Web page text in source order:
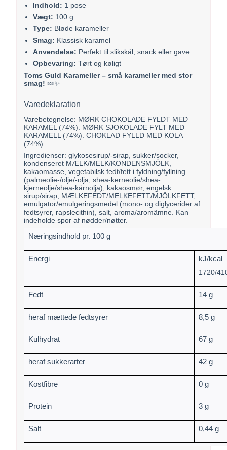
Indhold: 1 pose
Vægt: 100 g
Type: Bløde karameller
Smag: Klassisk karamel
Anvendelse: Perfekt til slikskål, snack eller gave
Opbevaring: Tørt og køligt
Toms Guld Karameller – små karameller med stor
smag! 🍬✨
Varedeklaration
Varebetegnelse: MØRK CHOKOLADE FYLDT MED
KARAMEL (74%). MØRK SJOKOLADE FYLT MED
KARAMELL (74%). CHOKLAD FYLLD MED KOLA
(74%).
Ingredienser: glykosesirup/-sirap, sukker/socker,
kondenseret MÆLK/MELK/KONDENSMJÖLK,
kakaomasse, vegetabilsk fedt/fett i fyldning/fyllning
(palmeolie-/olje/-olja, shea-kerneolie/shea-
kjerneolje/shea-kärnolja), kakaosmør, engelsk
sirup/sirap, MÆLKEFEDT/MELKEFETT/MJÖLKFETT,
emulgator/emulgeringsmedel (mono- og diglycerider af
fedtsyrer, rapslecithin), salt, aroma/aromämne. Kan
indeholde spor af nødder/nøtter.
Næringsindhold pr. 100 g
Energi
kJ/kcal
1720/
Fedt 14 g
heraf mættede fedtsyrer 8,5 g
Kulhydrat 67 g
heraf sukkerarter 42 g
Kostfibre 0 g
Protein 3 g
Salt 0,44 g